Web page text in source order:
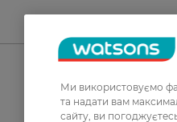
Ми використовуємо
та надати вам
сайту, ви